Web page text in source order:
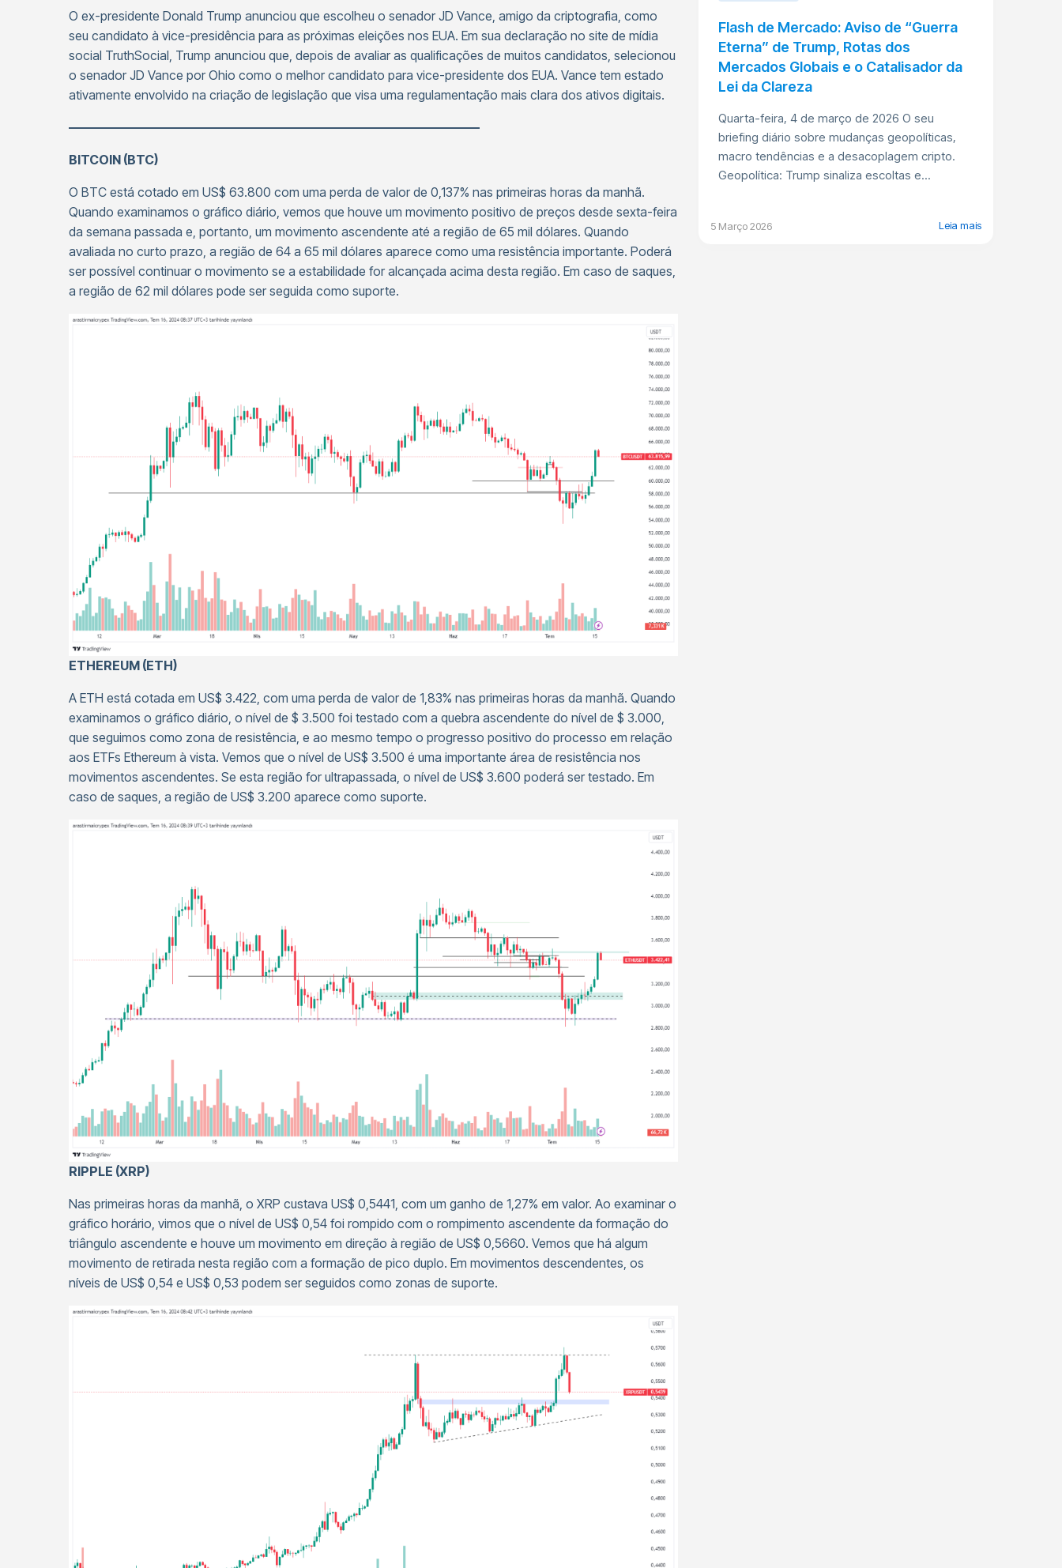
O ex-presidente Donald Trump anunciou que escolheu o senador JD Vance, amigo da criptografia, como
seu candidato à vice-presidência para as próximas eleições nos EUA. Em sua declaração no site de mídia
social TruthSocial, Trump anunciou que, depois de avaliar as qualificações de muitos candidatos, selecionou
o senador JD Vance por Ohio como o melhor candidato para vice-presidente dos EUA. Vance tem estado
ativamente envolvido na criação de legislação que visa uma regulamentação mais clara dos ativos digitais.
————————————————————————————————–
BITCOIN (BTC)
O BTC está cotado em US$ 63.800 com uma perda de valor de 0,137% nas primeiras horas da manhã.
Quando examinamos o gráfico diário, vemos que houve um movimento positivo de preços desde sexta-feira
da semana passada e, portanto, um movimento ascendente até a região de 65 mil dólares. Quando
avaliada no curto prazo, a região de 64 a 65 mil dólares aparece como uma resistência importante. Poderá
ser possível continuar o movimento se a estabilidade for alcançada acima desta região. Em caso de saques,
a região de 62 mil dólares pode ser seguida como suporte.
ETHEREUM (ETH)
A ETH está cotada em US$ 3.422, com uma perda de valor de 1,83% nas primeiras horas da manhã. Quando
examinamos o gráfico diário, o nível de $ 3.500 foi testado com a quebra ascendente do nível de $ 3.000,
que seguimos como zona de resistência, e ao mesmo tempo o progresso positivo do processo em relação
aos ETFs Ethereum à vista. Vemos que o nível de US$ 3.500 é uma importante área de resistência nos
movimentos ascendentes. Se esta região for ultrapassada, o nível de US$ 3.600 poderá ser testado. Em
caso de saques, a região de US$ 3.200 aparece como suporte.
RIPPLE (XRP)
Nas primeiras horas da manhã, o XRP custava US$ 0,5441, com um ganho de 1,27% em valor. Ao examinar o
gráfico horário, vimos que o nível de US$ 0,54 foi rompido com o rompimento ascendente da formação do
triângulo ascendente e houve um movimento em direção à região de US$ 0,5660. Vemos que há algum
movimento de retirada nesta região com a formação de pico duplo. Em movimentos descendentes, os
níveis de US$ 0,54 e US$ 0,53 podem ser seguidos como zonas de suporte.
Flash de Mercado: Aviso de “Guerra
Eterna” de Trump, Rotas dos
Mercados Globais e o Catalisador da
Lei da Clareza
Quarta-feira, 4 de março de 2026 O seu
briefing diário sobre mudanças geopolíticas,
macro tendências e a desacoplagem cripto.
Geopolítica: Trump sinaliza escoltas e...
5 Março 2026 Leia mais